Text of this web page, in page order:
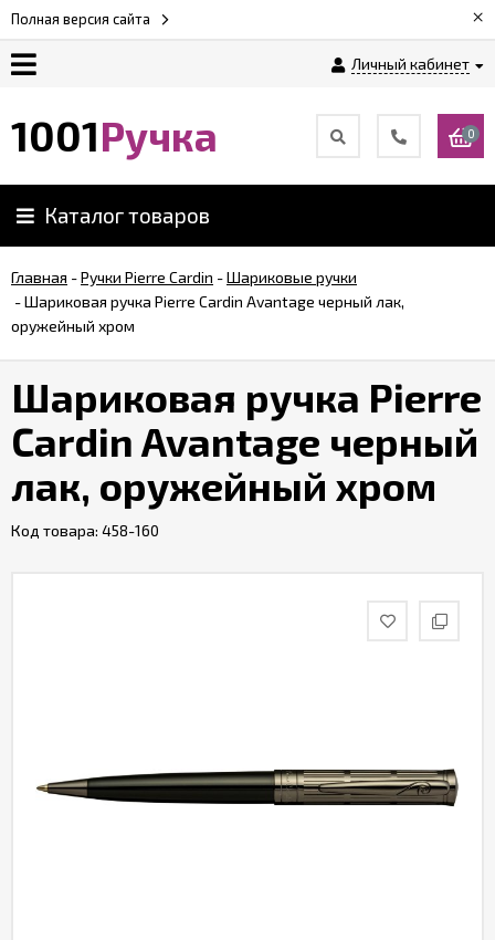
Полная версия сайта ×
Личный кабинет
Возврат
ручек
Контакты
1001Ручка 0
Каталог товаров
Главная -Ручки Pierre Cardin -Шариковые ручки
-Шариковая ручка Pierre Cardin Avantage черный лак,
оружейный хром
Шариковая ручка Pierre
Cardin Avantage черный
лак, оружейный хром
Код товара: 458-160